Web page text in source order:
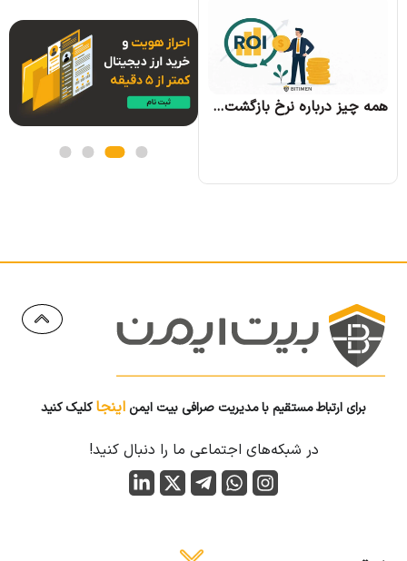
همه چیز درباره نرخ بازگشت سرمایه و نحوه محاسبه آن
برای ارتباط مستقیم با مدیریت صرافی بیت ایمن اینجاکلیک کنید
در شبکه‌های اجتماعی ما را دنبال کنید!